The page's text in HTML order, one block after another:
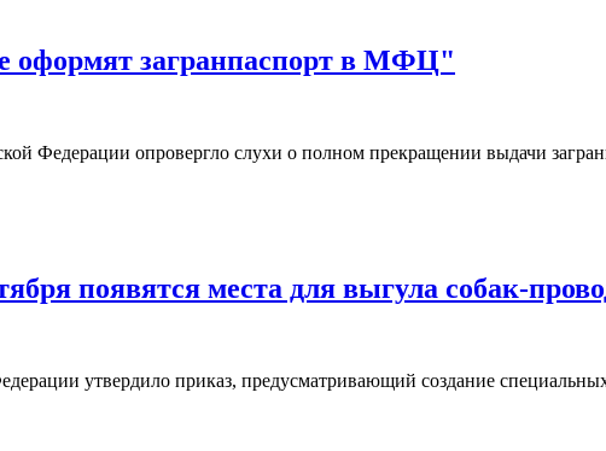
оформят загранпаспорт в МФЦ"
Федерации опровергло слухи о полном прекращении выдачи
появятся места для выгула собак-
утвердило приказ, предусматривающий создание